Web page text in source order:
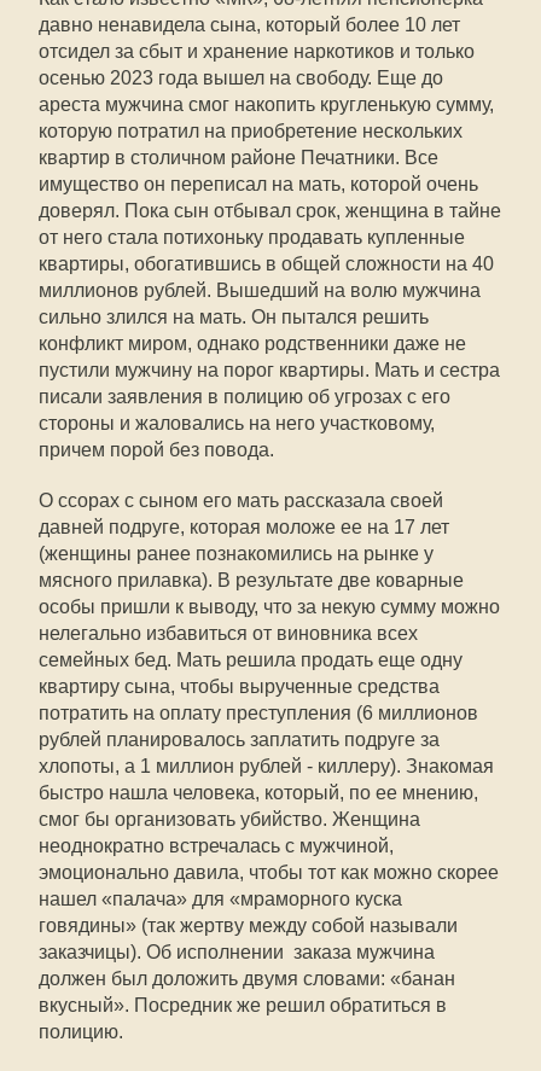
давно ненавидела сына, который более 10 лет
отсидел за сбыт и хранение наркотиков и только
осенью 2023 года вышел на свободу. Еще до
ареста мужчина смог накопить кругленькую сумму,
которую потратил на приобретение нескольких
квартир в столичном районе Печатники. Все
имущество он переписал на мать, которой очень
доверял. Пока сын отбывал срок, женщина в тайне
от него стала потихоньку продавать купленные
квартиры, обогатившись в общей сложности на 40
миллионов рублей. Вышедший на волю мужчина
сильно злился на мать. Он пытался решить
конфликт миром, однако родственники даже не
пустили мужчину на порог квартиры. Мать и сестра
писали заявления в полицию об угрозах с его
стороны и жаловались на него участковому,
причем порой без повода.
О ссорах с сыном его мать рассказала своей
давней подруге, которая моложе ее на 17 лет
(женщины ранее познакомились на рынке у
мясного прилавка). В результате две коварные
особы пришли к выводу, что за некую сумму можно
нелегально избавиться от виновника всех
семейных бед. Мать решила продать еще одну
квартиру сына, чтобы вырученные средства
потратить на оплату преступления (6 миллионов
рублей планировалось заплатить подруге за
хлопоты, а 1 миллион рублей - киллеру). Знакомая
быстро нашла человека, который, по ее мнению,
смог бы организовать убийство. Женщина
неоднократно встречалась с мужчиной,
эмоционально давила, чтобы тот как можно скорее
нашел «палача» для «мраморного куска
говядины» (так жертву между собой называли
заказчицы). Об исполнении заказа мужчина
должен был доложить двумя словами: «банан
вкусный». Посредник же решил обратиться в
полицию.